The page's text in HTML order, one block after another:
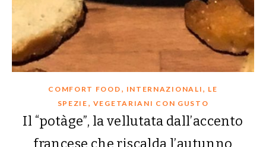
COMFORT FOOD INTERNAZIONALI
LE
SPEZIE
VEGETARIANI CON GUSTO
Il “potàge”, la vellutata dall’accento
francese che riscalda l’autunno